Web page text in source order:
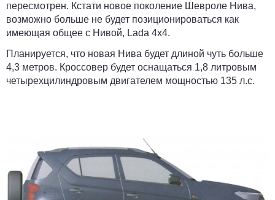
пересмотрен. Кстати новое поколение Шевроле Нива,
возможно больше не будет позиционироваться как
имеющая общее с Нивой, Lada 4x4.
Планируется, что новая Нива будет длиной чуть больше
4,3 метров. Кроссовер будет оснащаться 1,8 литровым
четырехцилиндровым двигателем мощностью 135 л.с.